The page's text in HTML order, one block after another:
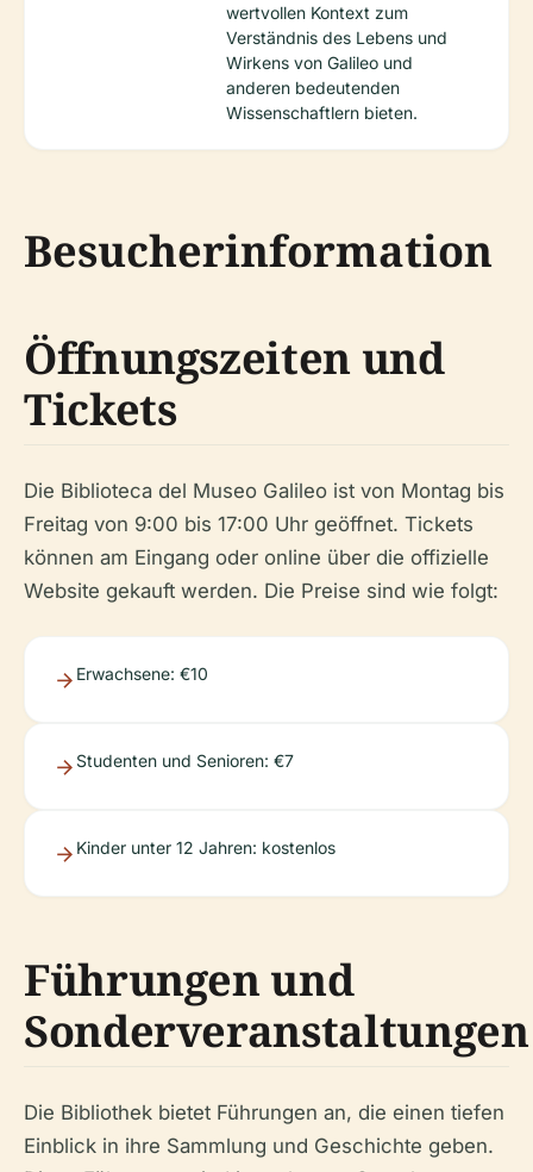
wertvollen Kontext zum
Verständnis des Lebens und
Wirkens von Galileo und
anderen bedeutenden
Wissenschaftlern bieten.
Besucherinformation
Öffnungszeiten und
Tickets
Die Biblioteca del Museo Galileo ist von Montag bis
Freitag von 9:00 bis 17:00 Uhr geöffnet. Tickets
können am Eingang oder online über die offizielle
Website gekauft werden. Die Preise sind wie folgt:
Erwachsene: €10
Studenten und Senioren: €7
Kinder unter 12 Jahren: kostenlos
Führungen und
Sonderveranstaltungen
Die Bibliothek bietet Führungen an, die einen tiefen
Einblick in ihre Sammlung und Geschichte geben.